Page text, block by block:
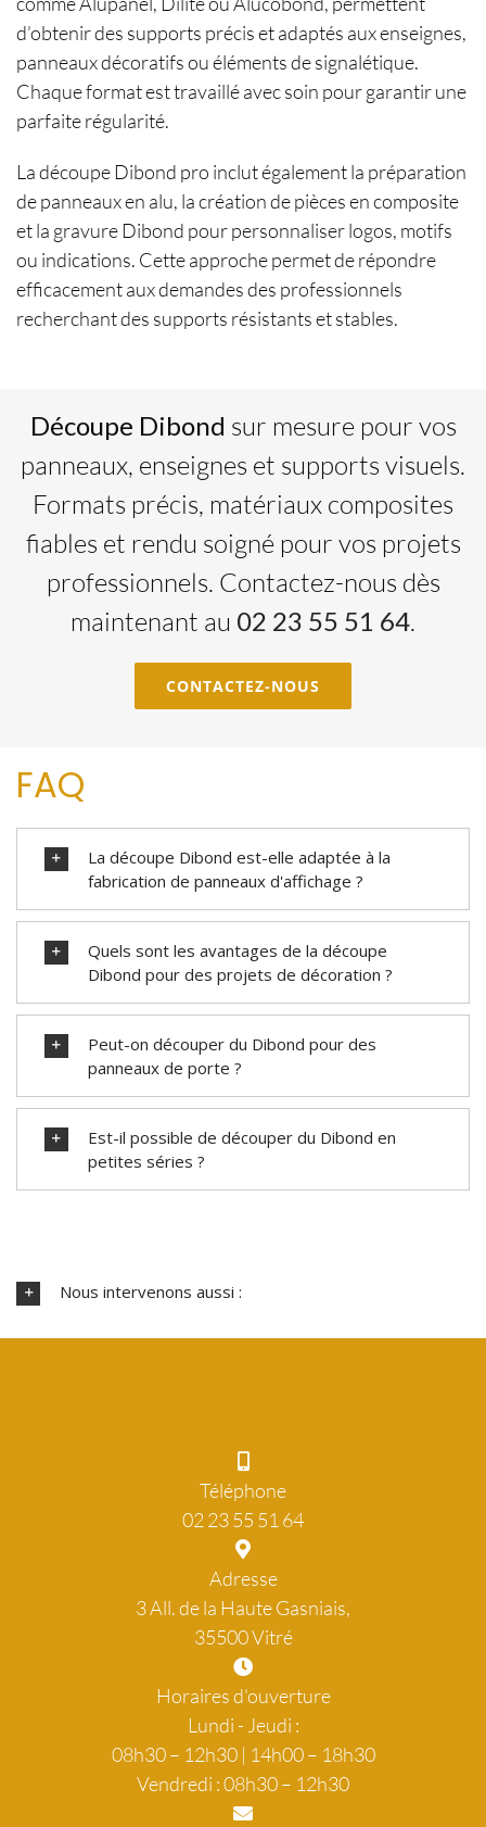
d’obtenir des supports précis et adaptés aux enseignes,
panneaux décoratifs ou éléments de signalétique.
Chaque format est travaillé avec soin pour garantir une
parfaite régularité.
La découpe Dibond pro inclut également la préparation
de panneaux en alu, la création de pièces en composite
et la gravure Dibond pour personnaliser logos, motifs
ou indications. Cette approche permet de répondre
efficacement aux demandes des professionnels
recherchant des supports résistants et stables.
Découpe Dibond sur mesure pour vos
panneaux, enseignes et supports visuels.
Formats précis, matériaux composites
fiables et rendu soigné pour vos projets
professionnels. Contactez-nous dès
maintenant au 02 23 55 51 64.
CONTACTEZ-NOUS
FAQ
La découpe Dibond est-elle adaptée à la
fabrication de panneaux d'affichage ?
Quels sont les avantages de la découpe
Dibond pour des projets de décoration ?
Peut-on découper du Dibond pour des
panneaux de porte ?
Est-il possible de découper du Dibond en
petites séries ?
Nous intervenons aussi :
Téléphone
02 23 55 51 64
Adresse
3 All. de la Haute Gasniais,
35500 Vitré
Horaires d'ouverture
Lundi - Jeudi :
08h30 – 12h30 | 14h00 – 18h30
Vendredi : 08h30 – 12h30